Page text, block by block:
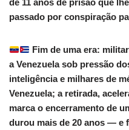
de 11 anos de prisão que
passado por conspiração
Fim de uma era:
a Venezuela sob pressão
inteligência e milhares de
Venezuela; a retirada,
marca o encerramento de
durou mais de 20 anos — e